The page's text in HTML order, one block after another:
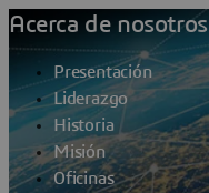
Acerca de nosotros
Presentación
Liderazgo
Historia
Misión
Oficinas